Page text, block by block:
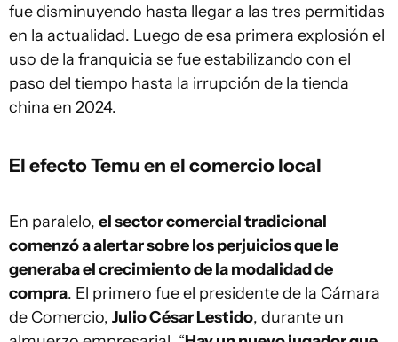
fue disminuyendo hasta llegar a las tres permitidas
en la actualidad. Luego de esa primera explosión el
uso de la franquicia se fue estabilizando con el
paso del tiempo hasta la irrupción de la tienda
china en 2024.
El efecto Temu en el comercio local
En paralelo, el sector comercial tradicional
comenzó a alertar sobre los perjuicios que le
generaba el crecimiento de la modalidad de
compra. El primero fue el presidente de la Cámara
de Comercio, Julio César Lestido, durante un